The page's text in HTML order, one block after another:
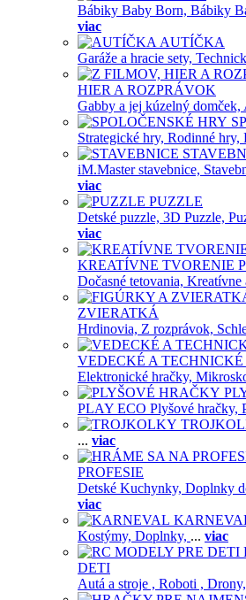
Bábiky Baby Born, Bábiky
viac
AUTÍČKA
Garáže a hracie sety,
HIER A ROZPRÁVOK
Gabby a jej kúzelný domček,
Strategické hry, Rodinné hry,
iM.Master stavebnice,
viac
PUZZLE
Detské puzzle, 3D Puzzle,
viac
KREATÍVNE TVORENIE
Dočasné tetovania, Kreatívne
ZVIERATKÁ
Hrdinovia, Z rozprávok,
VEDECKÉ A
Elektronické hračky,
PLAY ECO Plyšové hračky,
... viac
PROFESIE
Detské Kuchynky, Doplnky
viac
Kostýmy, Doplnky, ... viac
DETI
Autá a stroje , Roboti , Drony,